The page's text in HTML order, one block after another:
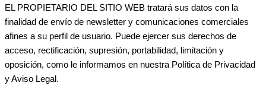
EL PROPIETARIO DEL SITIO WEB tratará sus datos con la
finalidad de envío de newsletter y comunicaciones comerciales
afines a su perfil de usuario. Puede ejercer sus derechos de
acceso, rectificación, supresión, portabilidad, limitación y
oposición, como le informamos en nuestra Política de Privacidad
y Aviso Legal.